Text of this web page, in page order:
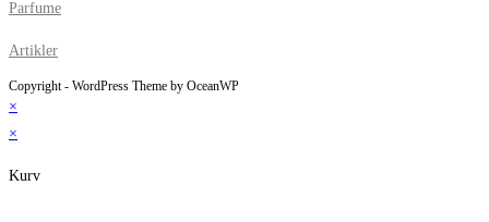
Parfume
Artikler
Copyright - WordPress Theme by OceanWP
×
×
Kurv